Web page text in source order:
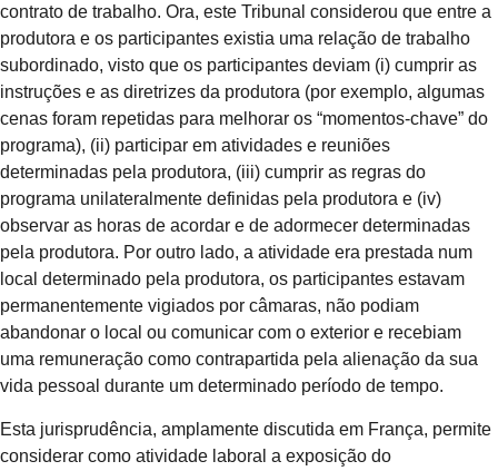
contrato de trabalho. Ora, este Tribunal considerou que entre a
produtora e os participantes existia uma relação de trabalho
subordinado, visto que os participantes deviam (i) cumprir as
instruções e as diretrizes da produtora (por exemplo, algumas
cenas foram repetidas para melhorar os “momentos-chave” do
programa), (ii) participar em atividades e reuniões
determinadas pela produtora, (iii) cumprir as regras do
programa unilateralmente definidas pela produtora e (iv)
observar as horas de acordar e de adormecer determinadas
pela produtora. Por outro lado, a atividade era prestada num
local determinado pela produtora, os participantes estavam
permanentemente vigiados por câmaras, não podiam
abandonar o local ou comunicar com o exterior e recebiam
uma remuneração como contrapartida pela alienação da sua
vida pessoal durante um determinado período de tempo.
Esta jurisprudência, amplamente discutida em França, permite
considerar como atividade laboral a exposição do